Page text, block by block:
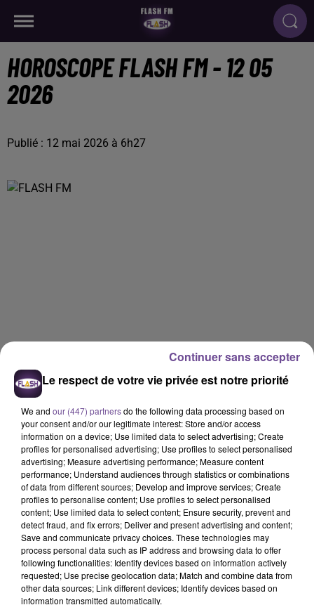
HOROSCOPE FLASH FM - 12 05
2026
Publié : 12 mai 2026 à 6h27
Flash FM
Horoscope Flash FM - 12 05 2026
Le respect de votre vie privée est notre priorité
We and our (447) partnersdo the following data processing based on
your consent and/or our legitimate interest: Store and/or access
information on a device; Use limited data to select advertising; Create
profiles for personalised advertising; Use profiles to select personalised
advertising; Measure advertising performance; Measure content
performance; Understand audiences through statistics or combinations
of data from different sources; Develop and improve services; Create
profiles to personalise content; Use profiles to select personalised
content; Use limited data to select content; Ensure security, prevent and
detect fraud, and fix errors; Deliver and present advertising and content;
Save and communicate privacy choices. These technologies may
process personal data such as IP address and browsing data to offer
following functionalities: Identify devices based on information actively
requested; Use precise geolocation data; Match and combine data from
other data sources; Link different devices; Identify devices based on
information transmitted automatically.
Continuer sans accepter